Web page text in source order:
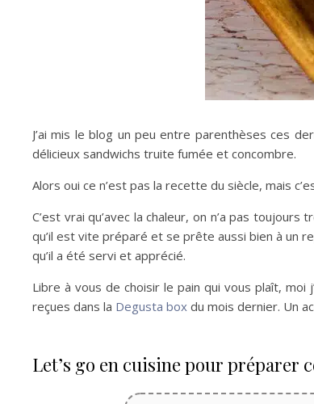
J’ai mis le blog un peu entre parenthèses ces
délicieux sandwichs truite fumée et concombre.
Alors oui ce n’est pas la recette du siècle, mais
C’est vrai qu’avec la chaleur, on n’a pas
qu’il est vite préparé et se prête aussi bien à un
qu’il a été servi et apprécié.
Libre à vous de choisir le pain qui vous plaît, moi
reçues dans la Degusta box du mois dernier. Un
Let’s go en cuisine pour préparer